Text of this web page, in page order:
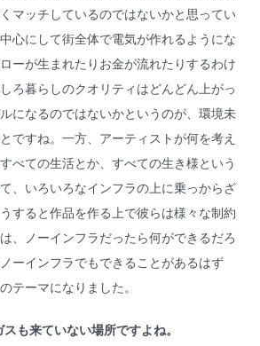
マッチしているのではないかと思ってい
心にして街全体で電気が作れるようにな
ーが生まれたりお金が流れたりするわけ
ろ暮らしのクオリティはどんどん上がっ
になるのではないかというのが、環境未
ですね。一方、アーティストが何を考え
べての生活とか、すべての生き様という
、いろいろなインフラの上に乗っからざ
すると作品を作る上で彼らは様々な制約
、ノーインフラだったら何ができるだろ
ーインフラでもできることがあるはず
テーマになりました。
も来ていない場所ですよね。